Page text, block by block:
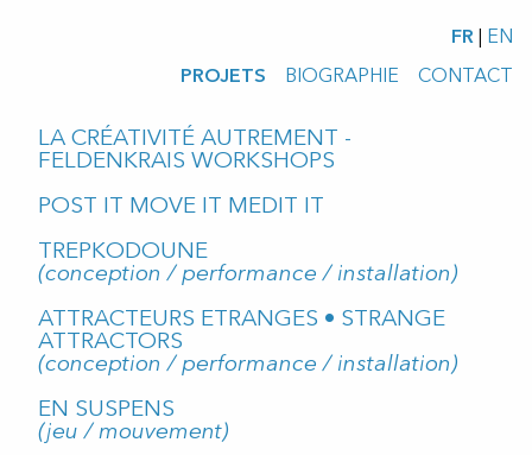
FR EN
PROJETS BIOGRAPHIE CONTACT
LA CRÉATIVITÉ AUTREMENT -
FELDENKRAIS WORKSHOPS
POST IT MOVE IT MEDIT IT
TREPKODOUNE
(conception / performance / installation)
ATTRACTEURS ETRANGES • STRANGE
ATTRACTORS
(conception / performance / installation)
EN SUSPENS
(jeu / mouvement)